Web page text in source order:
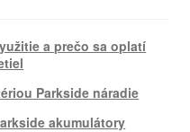
a prečo sa oplatí
Parkside náradie
akumulátory